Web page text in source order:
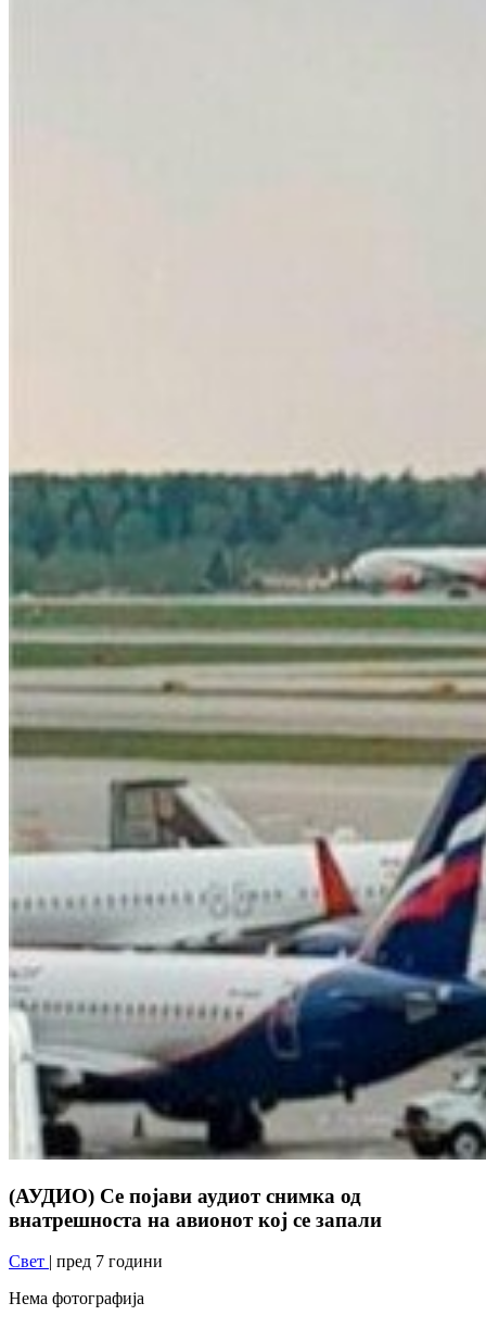
(АУДИО) Се појави аудиот снимка од
внатрешноста на авионот кој се запали
Свет | пред 7 години
Нема фотографија